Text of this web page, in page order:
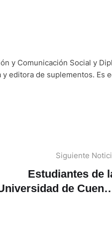
y Comunicación Social y
editora de suplementos. Es
Siguiente
Estudiantes de
de